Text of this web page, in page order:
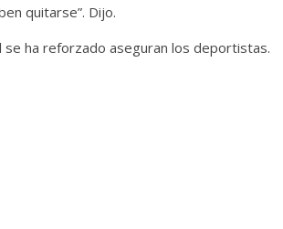
quitarse”. Dijo.
se ha reforzado aseguran los deportistas.